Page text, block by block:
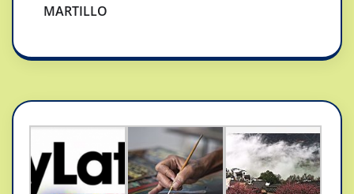
MARTILLO